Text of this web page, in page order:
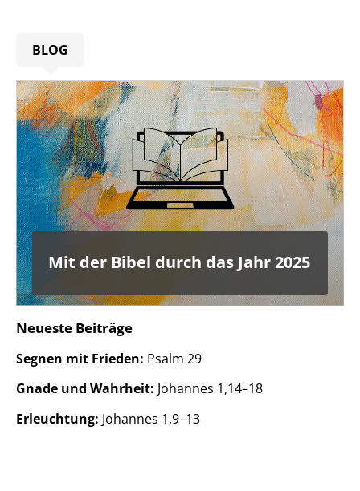
BLOG
Mit der Bibel durch das Jahr 2025
Neueste Beiträge
Segnen mit Frieden: Psalm 29
Gnade und Wahrheit: Johannes 1,14–18
Erleuchtung: Johannes 1,9–13